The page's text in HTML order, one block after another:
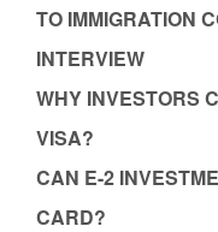
TO IMMIGRATION
INTERVIEW
WHY INVESTORS
VISA?
CAN E-2
CARD?